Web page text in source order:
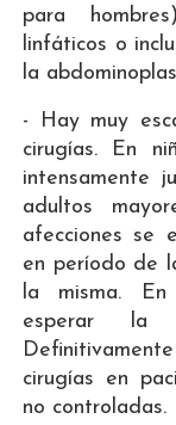
para
linfáticos o
la
- Hay muy
cirugías. En
intensamente
adultos
afecciones se
en período de
la misma.
esperar la
cirugías en
no controladas.